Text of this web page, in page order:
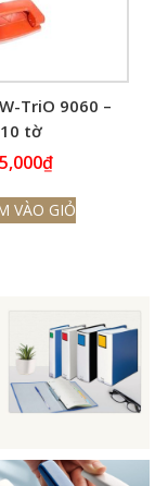
TriO 9060 –
10 tờ
₫
VÀO GIỎ